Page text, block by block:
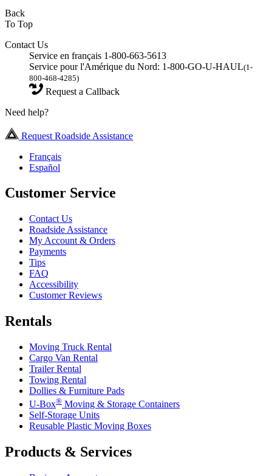
Back
To Top
Contact Us
Service en français 1-800-663-5613
Service pour l'Amérique du Nord: 1-800-GO-U-HAUL(1-
800-468-4285)
Request a Callback
Need help?
Request Roadside Assistance
Français
Español
Customer Service
Contact Us
Roadside Assistance
My Account & Orders
Payments
Tips
FAQ
Accessibility
Customer Reviews
Rentals
Moving Truck Rental
Cargo Van Rental
Trailer Rental
Towing Rental
Dollies & Furniture Pads
U-Box® Moving & Storage Containers
Self-Storage Units
Reusable Plastic Moving Boxes
Products & Services